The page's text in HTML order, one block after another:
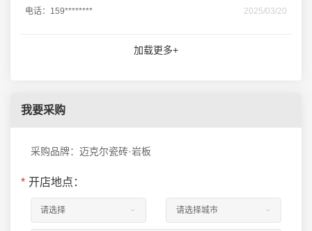
电话：159********
2025/03/20
加载更多+
我要采购
采购品牌：迈克尔瓷砖·岩板
* 开店地点：